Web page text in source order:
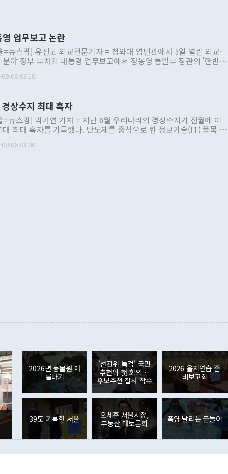
영 업무보고 논란
=뉴스핌] 유신모 외교전문기자 = 청와대 영빈관에서 5일 열린 외교·
분야 정부 부처의 대통령 업무보고에서 정동영 통일부 장관의 '한반도
중에는 정부 내 조율을 거치지 않은 사안을 정책으로 추진하겠다고 공
희망에 근거한 비현실적 구상'이라는 비판을 내놨다. 그동안 정 장
대북 정책 관련 발언이 물의를 빚은 적은 여러 번 있지만 대통령과 유
처 장관이 공개적으로 부정적 입장을 표명한 것은 이례적이다. 정 장
무리한 대북 접근법과 월권을 제어해야 한다는 목소리도 높아지고 있
다고도 했다. 또 "현 시점에서 흘러간 선(先)비핵화만 되뇌는 것은
4자 대화의 동력을 확보하기 위해 최선을 다할 것"이라고 말했다. 하
의 선의대로 하는 게 과연 한반도의 평화와 안정에 플러스냐, 결론적
업무보고 사후 브리핑에서 정 장관이 언급한 '4자 회담'에 대해 "이상
러시아 블라디보스토크에서 열리는 '동방경제포럼(EEF)'을 언급하
부 차원에서 (참석을) 검토하고 있다"고 발언한 데 대해서도 조 장관
것은 외교부의 몫"이라며 "아직 거기까지 진도가 나가지 않았다"고
. 정 장관이 이날 소개한 대북 구상과 설명은 정부 내 조율을 거치지
는 점에서 문제가 있다. 특히 주적 표현 대체와 국호 사용, 9·19 군
복원, 4자회담 추진 등은 통일부 장관이 결정할 사안이 아니어서 월
는 지적이 나오고 있다. 이 대통령은 정 장관의 업무보고를 듣고 난
기 업무보고에 발표했다고 승인난 건 아니다"라고 재차 확인했다. 정
한 소식통은 "정 장관의 발언 내용은 대부분 국가안전보장회의(NSC)
쳐 결정된 사안이 아닌 정 장관의 개인적 생각에 가깝다"며 "안보 관
처 장관이 정부의 공식 정책이 아닌 사안을 추진하겠다고 업무보고를
대통령의 면전에서 '국군통수권자가 나서야 한다'고 주장한 것은 심각
08-06 06:10
상수지 최대 흑자
=뉴스핌] 박가연 기자 = 지난 6월 우리나라의 경상수지가 전월에 이
대 최대 흑자를 기록했다. 반도체를 중심으로 한 정보기술(IT) 품목 수
6일 발표한 '2026년 6월 국제수지(잠정)'에 따르
간 기준 처음으로 1000억달러를 넘어섰다. 상품수입은 644억8000만
급증했고 컴퓨터·주변기기(SSD)는 282.7% 증가했다. IT 품목
160.4% 늘었으며 비IT 품목도 ▲석유제품(47.5%) ▲화공품
지만 지식재산권사용료수지는 전월 흑자에서 4억4000만달러 적자
환됐다. 본원소득수지는 배당소득을 중심으로 32억7000만달러 흑자
당수입이 늘어난 데다 전월 분기배당에 따른 기저효과로 배당지급이
올해 3월(369억9000만달러)을 넘어선 것이다. 직접투자에서는 내국
해외투자가 80억1000만달러, 외국인의 국내투자가 46억3000만달러
증가했다. 증권투자에서는 외국인의 국내 주식 매도세가 이어졌다. 외
국내 주식 투자는 차익실현 매도 등의 영향으로 316억1000만달러
며 전월(-310억5000만달러)에 이어 역대 최대 순매도 기록을 다시
다. 외국인의 국내 채권투자는 세계국채지수(WGBI) 자금 유입에도
말 만기도래 영향으로 증가 폭이 줄어든 52억9000만달러를 기록했
국인의 해외 증권투자는 주식을 중심으로 35억6000만달러 증가했
08-06 08:00
2026년 동물원 여
름나기
'선관위 특검' 국민
추천위 첫 회의…
후보추천 절차 착수
2026 을지연습 준
비보고회
39도 기록한 서울
오세훈 서울시장,
부동산 대토론회
폭염 날리는 물놀이